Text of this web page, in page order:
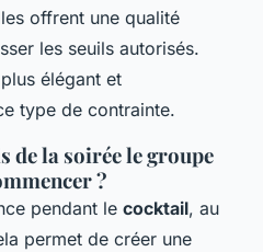
offrent une qualité
les seuils autorisés.
élégant et
type de contrainte.
de la soirée le groupe
?
pendant le cocktail, au
permet de créer une